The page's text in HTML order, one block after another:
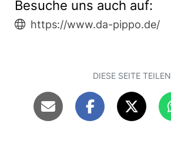
Besuche uns auch auf:
https://www.da-pippo.de/
DIESE SEITE TEILEN